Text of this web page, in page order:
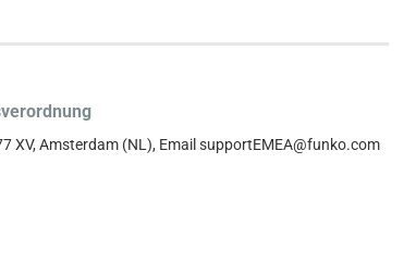
XV, Amsterdam (NL), Email supportEMEA@funko.com